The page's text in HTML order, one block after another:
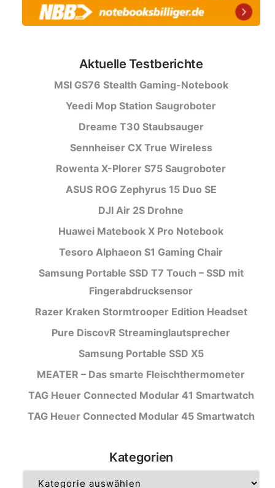
Aktuelle Testberichte
MSI GS76 Stealth Gaming-Notebook
Yeedi Mop Station Saugroboter
Dreame T30 Staubsauger
Sennheiser CX True Wireless
Rowenta X-Plorer S75 Saugroboter
ASUS ROG Zephyrus 15 Duo SE
DJI Air 2S Drohne
Huawei Matebook X Pro Notebook
Tesoro Alphaeon S1 Gaming Chair
Samsung Portable SSD T7 Touch – SSD mit
Fingerabdrucksensor
Razer Kraken Stormtrooper Edition Headset
Pure DiscovR Streaminglautsprecher
Samsung Portable SSD X5
MEATER – Das smarte Fleischthermometer
TAG Heuer Connected Modular 41 Smartwatch
TAG Heuer Connected Modular 45 Smartwatch
Kategorien